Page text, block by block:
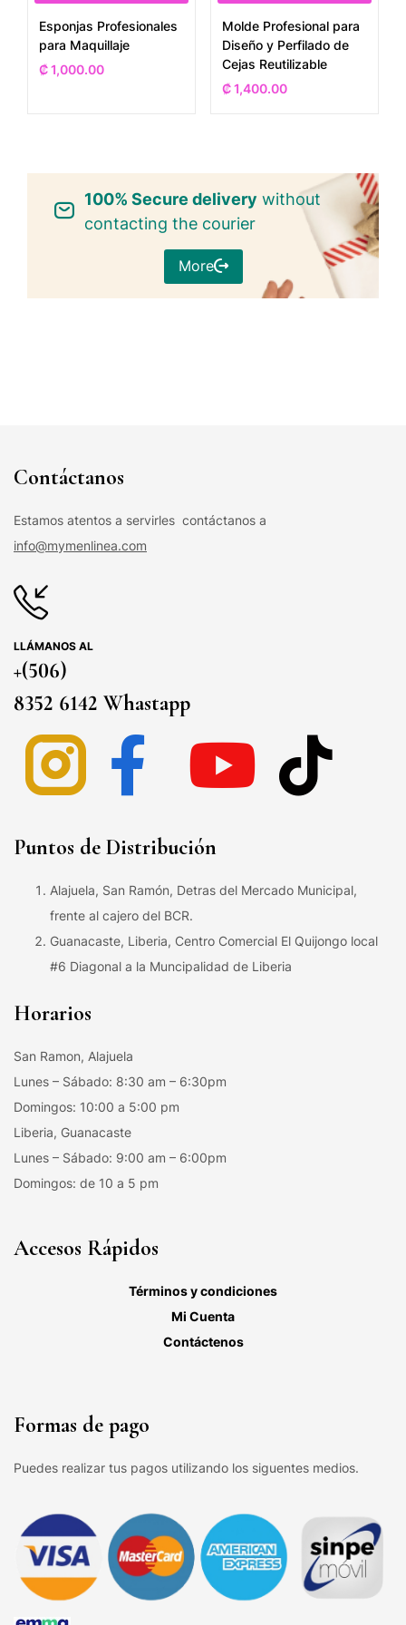
Esponjas Profesionales
para Maquillaje
₡1,000.00
Molde Profesional para
Diseño y Perfilado de
Cejas Reutilizable
₡1,400.00
100% Secure delivery without
contacting the courier
More
Contáctanos
Estamos atentos a servirles contáctanos a
info@mymenlinea.com
LLÁMANOS AL
+(506)
8352 6142 Whastapp
Puntos de Distribución
Alajuela, San Ramón, Detras del Mercado Municipal,
frente al cajero del BCR.
Guanacaste, Liberia, Centro Comercial El Quijongo local
#6 Diagonal a la Muncipalidad de Liberia
Horarios
San Ramon, Alajuela
Lunes – Sábado: 8:30 am – 6:30pm
Domingos: 10:00 a 5:00 pm
Liberia, Guanacaste
Lunes – Sábado: 9:00 am – 6:00pm
Domingos: de 10 a 5 pm
Accesos Rápidos
Términos y condiciones
Mi Cuenta
Contáctenos
Formas de pago
Puedes realizar tus pagos utilizando los siguentes medios.